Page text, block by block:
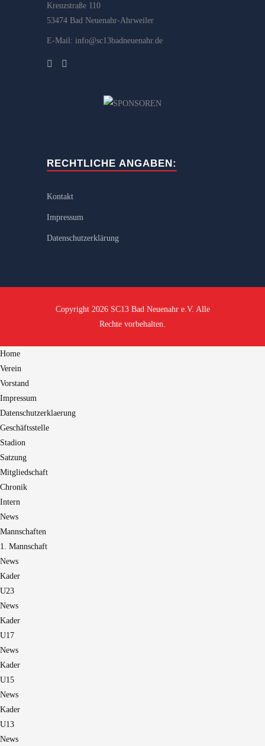
Kreuzstraße 110
53474 Bad Neuenahr-Ahrweiler
E-Mail: info@sc13badneuenahr.de
RECHTLICHE ANGABEN:
Kontakt
Impressum
Datenschutzerklärung
Copyright 2026 SC13 Bad Neuenahr e.V. Alle
Rechte vorbehalten.
Home
Verein
Vorstand
Impressum
Datenschutzerklaerung
Geschäftsstelle
Stadion
Satzung
Mitgliedschaft
Chronik
Intern
News
Mannschaften
1. Mannschaft
News
Kader
U23
News
Kader
U17
News
Kader
U15
News
Kader
U13
News